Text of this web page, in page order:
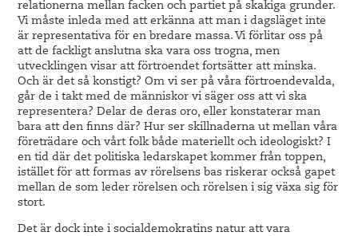
relationerna mellan facken och partiet på skakiga grunder.
Vi måste inleda med att erkänna att man i dagsläget inte
är representativa för en bredare massa. Vi förlitar oss på
att de fackligt anslutna ska vara oss trogna, men
utvecklingen visar att förtroendet fortsätter att minska.
Och är det så konstigt? Om vi ser på våra förtroendevalda,
går de i takt med de människor vi säger oss att vi ska
representera? Delar de deras oro, eller konstaterar man
bara att den finns där? Hur ser skillnaderna ut mellan våra
företrädare och vårt folk både materiellt och ideologiskt? I
en tid där det politiska ledarskapet kommer från toppen,
istället för att formas av rörelsens bas riskerar också gapet
mellan de som leder rörelsen och rörelsen i sig växa sig för
stort.
Det är dock inte i socialdemokratins natur att vara